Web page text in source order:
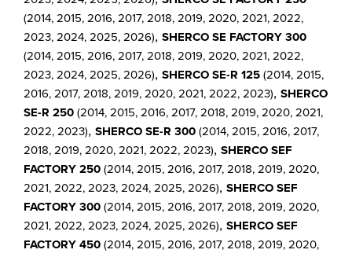
(2014, 2015, 2016, 2017, 2018, 2019, 2020, 2021, 2022,
2023, 2024, 2025, 2026), SHERCO SE FACTORY 300
(2014, 2015, 2016, 2017, 2018, 2019, 2020, 2021, 2022,
2023, 2024, 2025, 2026), SHERCO SE-R 125(2014, 2015,
2016, 2017, 2018, 2019, 2020, 2021, 2022, 2023), SHERCO
SE-R 250(2014, 2015, 2016, 2017, 2018, 2019, 2020, 2021,
2022, 2023), SHERCO SE-R 300(2014, 2015, 2016, 2017,
2018, 2019, 2020, 2021, 2022, 2023), SHERCO SEF
FACTORY 250(2014, 2015, 2016, 2017, 2018, 2019, 2020,
2021, 2022, 2023, 2024, 2025, 2026), SHERCO SEF
FACTORY 300(2014, 2015, 2016, 2017, 2018, 2019, 2020,
2021, 2022, 2023, 2024, 2025, 2026), SHERCO SEF
FACTORY 450(2014, 2015, 2016, 2017, 2018, 2019, 2020,